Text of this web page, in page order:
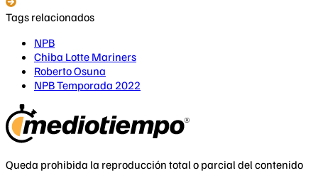
Tags relacionados
NPB
Chiba Lotte Mariners
Roberto Osuna
NPB Temporada 2022
Queda prohibida la reproducción total o parcial del contenido